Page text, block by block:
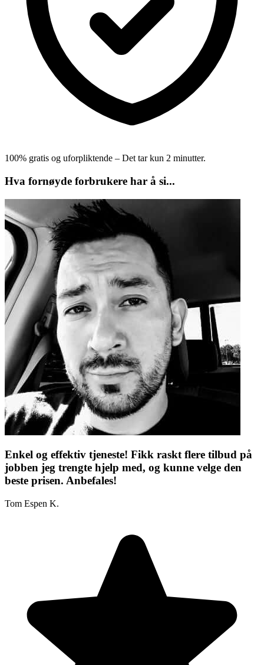
100% gratis og uforpliktende – Det tar kun 2 minutter.
Hva fornøyde forbrukere har å si...
Enkel og effektiv tjeneste! Fikk raskt flere tilbud på
jobben jeg trengte hjelp med, og kunne velge den
beste prisen. Anbefales!
Tom Espen K.